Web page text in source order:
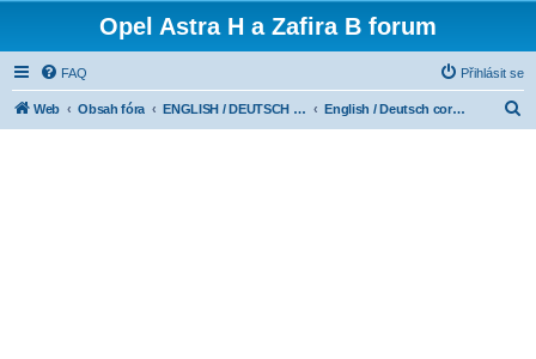
Opel Astra H a Zafira B forum
FAQ Přihlásit se
Web Obsah fóra ENGLISH / DEUTSCH CORNER English / Deutsch corner